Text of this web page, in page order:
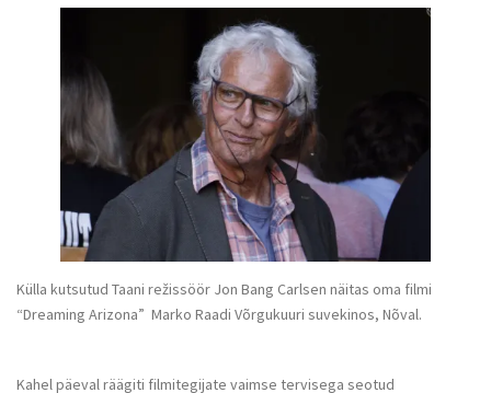
Külla kutsutud Taani režissöör Jon Bang Carlsen näitas oma filmi
“Dreaming Arizona” Marko Raadi Võrgukuuri suvekinos, Nõval.
Kahel päeval räägiti filmitegijate vaimse tervisega seotud